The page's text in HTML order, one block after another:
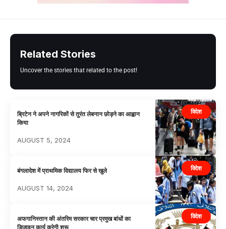
Related Stories
Uncover the stories that related to the post!
विदेश
ब्रिटेन ने अपने नागरिकों से तुरंत लेबनान छोड़ने का आह्वान
किया
AUGUST 5, 2024
विदेश
बंगलादेश में प्राथमिक विद्यालय फिर से खुले
AUGUST 14, 2024
विदेश
अफगानिस्तान की अंतरिम सरकार चार प्रमुख बांधों का
डिजाइन कार्य करेगी शुरू